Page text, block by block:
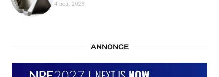
4 août 2026
ANNONCE